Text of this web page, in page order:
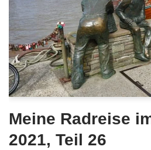
Meine Radreise
2021, Teil 26